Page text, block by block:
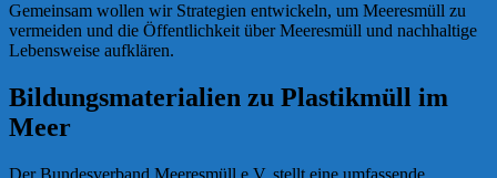
Gemeinsam wollen wir Strategien entwickeln, um Meeresmüll zu
vermeiden und die Öffentlichkeit über Meeresmüll und nachhaltige
Lebensweise aufklären.
Bildungsmaterialien zu Plastikmüll im
Meer